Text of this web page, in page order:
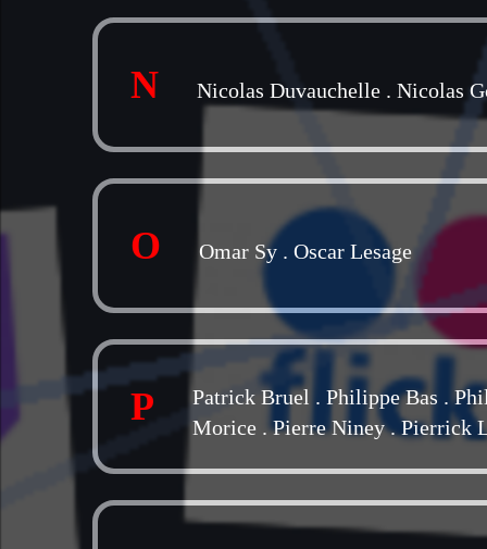
N Nicolas Duvauchelle . Nicolas
O Omar Sy . Oscar Lesage
P Patrick Bruel . Philippe Bas .
Morice .Pierre Niney. Pierrick